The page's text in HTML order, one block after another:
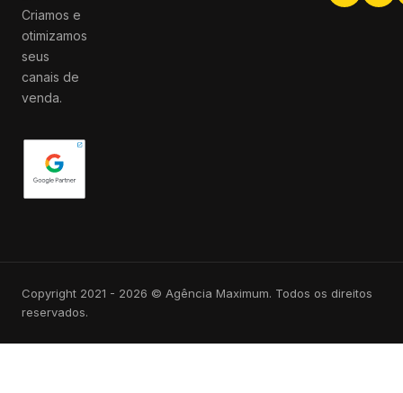
Criamos e
otimizamos
seus
canais de
venda.
Copyright 2021 - 2026 © Agência Maximum. Todos os direitos
reservados.